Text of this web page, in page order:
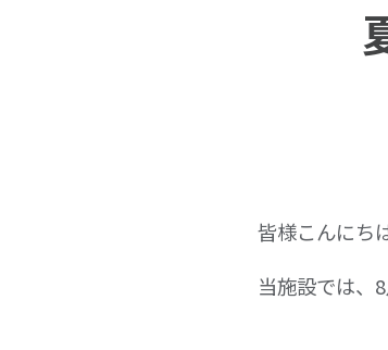
皆様こんにち
当施設では、